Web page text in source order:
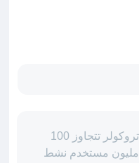
تروكولر تتجاوز 100
مليون مستخدم نشط